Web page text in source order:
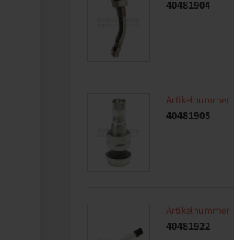
40481904
Artikelnummer
40481905
Artikelnummer
40481922